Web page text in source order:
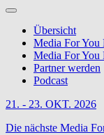
Übersicht
Media For You
Media For You
Partner werden
Podcast
21. - 23. OKT. 2026
Die nächste Media